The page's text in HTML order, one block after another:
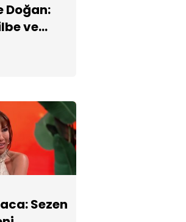
"En
beni
Doğan:
ve
Sezen